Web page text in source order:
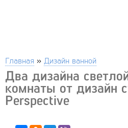
Главная » Дизайн ванной
Два дизайна
комнаты от дизайн
Perspective